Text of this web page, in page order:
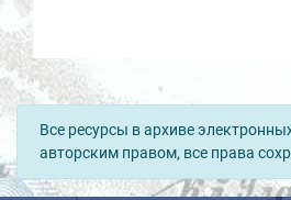
Все ресурсы в архиве
авторским правом, все права